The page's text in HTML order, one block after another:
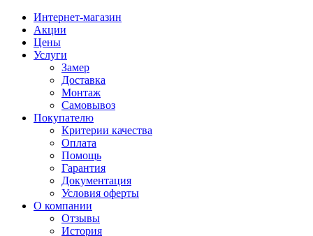
Интернет-магазин
Акции
Цены
Услуги
Замер
Доставка
Монтаж
Самовывоз
Покупателю
Критерии качества
Оплата
Помощь
Гарантия
Документация
Условия оферты
О компании
Отзывы
История